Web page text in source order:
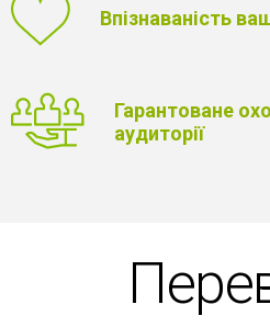
Впізнаваність
Гарантоване
аудиторії